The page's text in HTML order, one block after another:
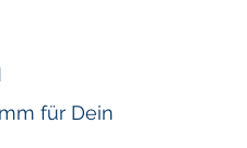
für Dein